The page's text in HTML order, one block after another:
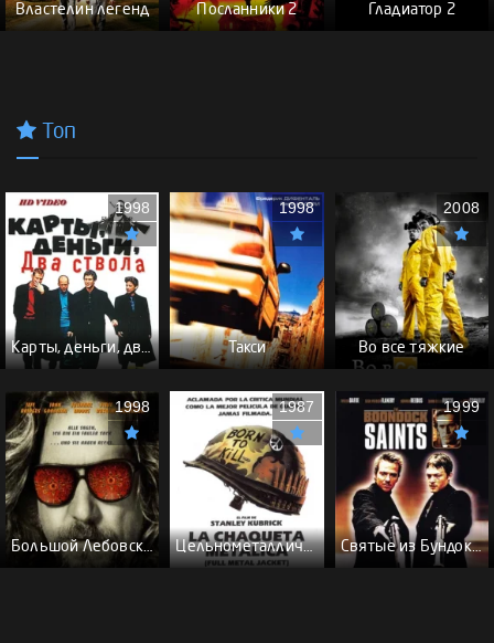
Властелин легенд Посланники 2 Гладиатор 2
Топ
Карты, деньги, два ствола - (Перевод Гоблина)
1998
Такси
1998
Во все тяжкие
2008
Большой Лебовски - (Перевод Гоблина)
1998
Цельнометаллическая оболочка - (Перевод Гоблина)
1987
Святые из Бундока \ Святые из трущоб - (Перевод Гоблина)
1999